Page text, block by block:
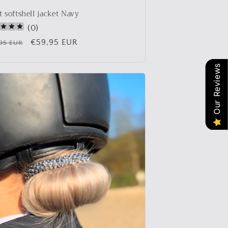
softshell jacket Navy
(0)
EUR Aanbiedingsprijs
€59,95 EUR
Our Reviews